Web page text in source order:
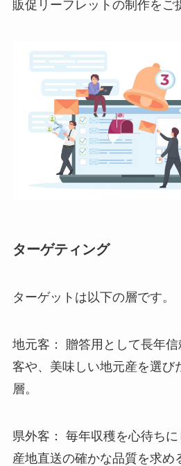
販促リーフレットの制作をご
ターゲティング
ターゲットは以下の層です。
地元客： 贈答用として長年
客や、美味しい地元産を選び
層。
県外客： 毎年収穫を心待ちに
産地直送の確かな品質を求め